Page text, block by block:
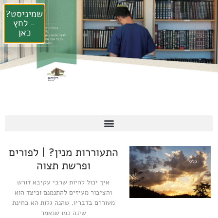
כללי
התעוררות מנין? | לפורים
ופרשת תצוה
איך יכול להיות שרבי עקיבא דורש
והציבור מעיזים להתנמנם וכיצד הוא
מעוררם בדבריו. שהנה גלות הא בחינת
שינה כמו שנאמר
שמיניסט?
- לחץ
כאן